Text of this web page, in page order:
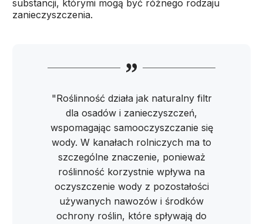
substancji, którymi mogą być różnego rodzaju
zanieczyszczenia.
"Roślinność działa jak naturalny filtr
dla osadów i zanieczyszczeń,
wspomagając samooczyszczanie się
wody. W kanałach rolniczych ma to
szczególne znaczenie, ponieważ
roślinność korzystnie wpływa na
oczyszczenie wody z pozostałości
używanych nawozów i środków
ochrony roślin, które spływają do